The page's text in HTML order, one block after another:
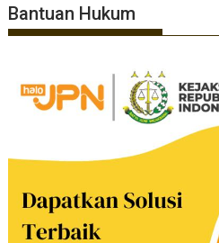
Bantuan Hukum